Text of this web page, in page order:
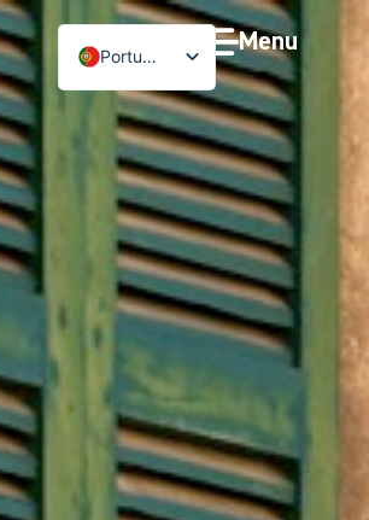
Português
Menu